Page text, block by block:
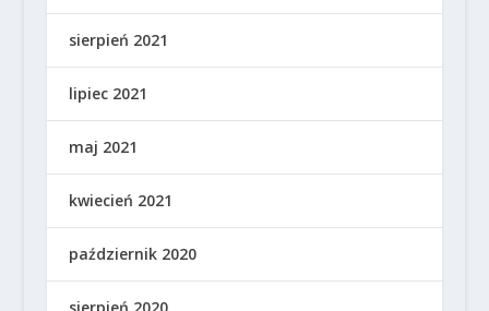
sierpień 2021
lipiec 2021
maj 2021
kwiecień 2021
październik 2020